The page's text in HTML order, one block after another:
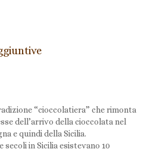
“cioccolatiera” che rimonta
dell’arrivo della cioccolata nel
e quindi della Sicilia.
secoli in Sicilia esistevano 10